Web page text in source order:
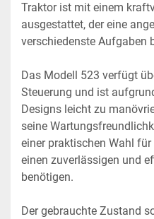
Traktor ist mit einem
ausgestattet, der eine
verschiedenste Aufgaben
Das Modell 523 verfügt
Steuerung und ist
Designs leicht zu
seine
einer praktischen Wahl
einen zuverlässigen und
benötigen.
Der gebrauchte Zustand